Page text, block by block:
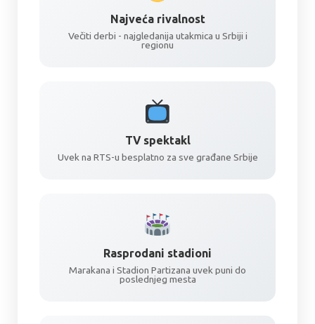
Najveća rivalnost
Večiti derbi - najgledanija utakmica u Srbiji i
regionu
TV spektakl
Uvek na RTS-u besplatno za sve građane Srbije
Rasprodani stadioni
Marakana i Stadion Partizana uvek puni do
poslednjeg mesta